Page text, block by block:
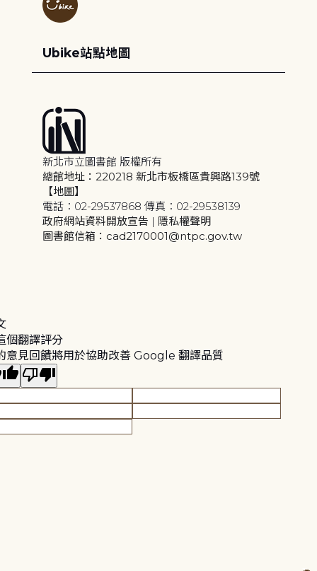
Ubike站點地圖
新北市立圖書館 版權所有
總館地址：220218 新北市板橋區貴興路139號
【地圖】
電話：02-29537868 傳真：02-29538139
政府網站資料開放宣告 | 隱私權聲明
圖書館信箱：cad2170001@ntpc.gov.tw
個翻譯評分
意見回饋將用於協助改善 Google 翻譯品質